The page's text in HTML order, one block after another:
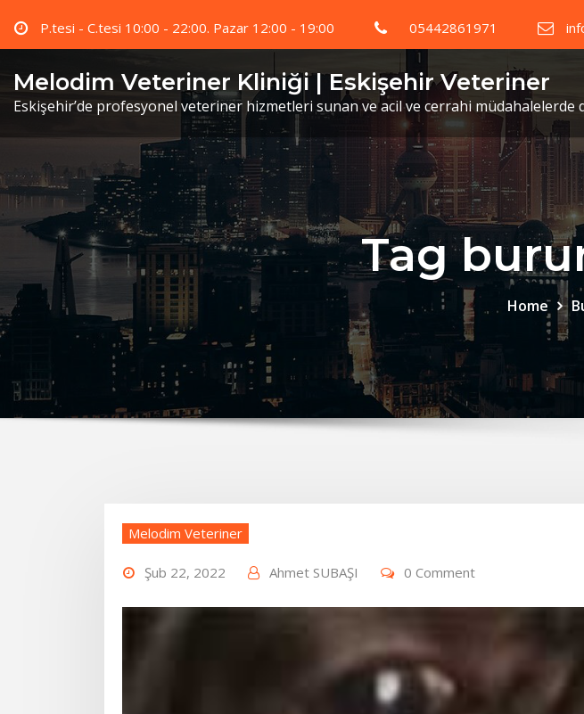
P.tesi - C.tesi 10:00 - 22:00. Pazar 12:00 - 19:00 05442861971
Melodim Veteriner Kliniği | Eskişehir Veteriner
Eskişehir’de profesyonel veteriner hizmetleri sunan ve acil ve cerrahi müdahalelerde
Tag
Home
Melodim Veteriner
Şub 22, 2022 Ahmet SUBAŞI 0 Comment